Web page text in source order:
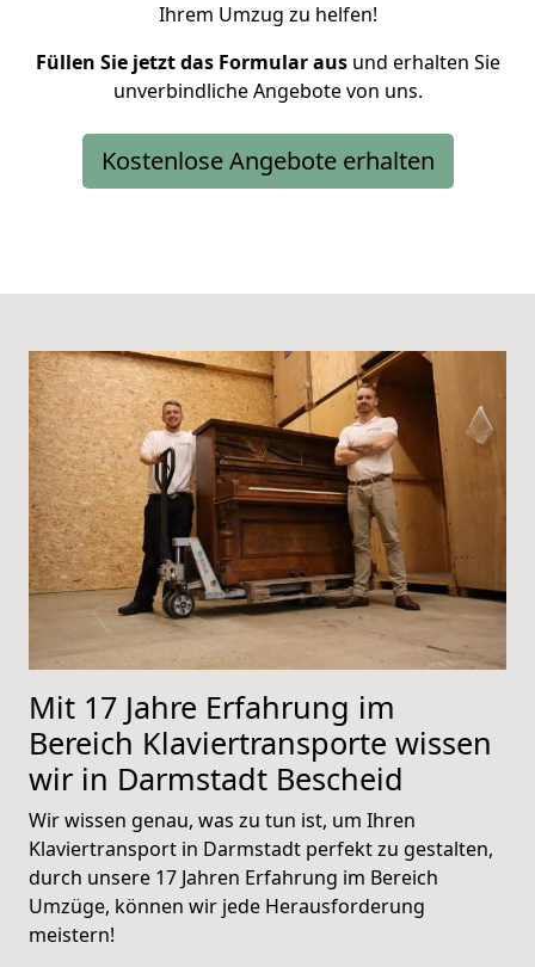
Ihrem Umzug zu helfen!
Füllen Sie jetzt das Formular ausund erhalten Sie
unverbindliche Angebote von uns.
Kostenlose Angebote erhalten
Mit 17 Jahre Erfahrung im
Bereich Klaviertransporte wissen
wir in Darmstadt Bescheid
Wir wissen genau, was zu tun ist, um Ihren
Klaviertransport in Darmstadt perfekt zu gestalten,
durch unsere 17 Jahren Erfahrung im Bereich
Umzüge, können wir jede Herausforderung
meistern!